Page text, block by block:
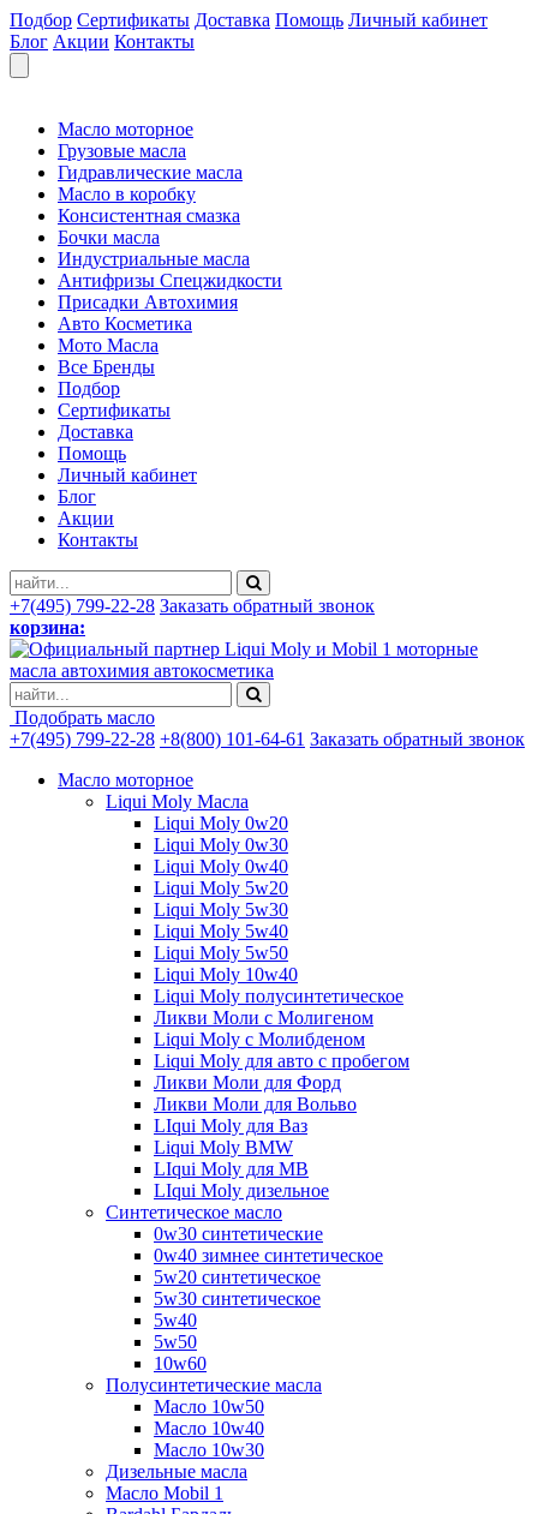
Подбор Сертификаты Доставка Помощь Личный кабинет
Блог Акции Контакты
Масло моторное
Грузовые масла
Гидравлические масла
Масло в коробку
Консистентная смазка
Бочки масла
Индустриальные масла
Антифризы Спецжидкости
Присадки Автохимия
Авто Косметика
Мото Масла
Все Бренды
Подбор
Сертификаты
Доставка
Помощь
Личный кабинет
Блог
Акции
Контакты
+7(495) 799-22-28 Заказать обратный звонок
корзина:
моторные
масла автохимия автокосметика
Подобрать масло
+7(495) 799-22-28 +8(800) 101-64-61 Заказать обратный звонок
Масло моторное
Liqui Moly Масла
Liqui Moly 0w20
Liqui Moly 0w30
Liqui Moly 0w40
Liqui Moly 5w20
Liqui Moly 5w30
Liqui Moly 5w40
Liqui Moly 5w50
Liqui Moly 10w40
Liqui Moly полусинтетическое
Ликви Моли с Молигеном
Liqui Moly с Молибденом
Liqui Moly для авто с пробегом
Ликви Моли для Форд
Ликви Моли для Вольво
LIqui Moly для Ваз
Liqui Moly BMW
LIqui Moly для MB
LIqui Moly дизельное
Синтетическое масло
0w30 синтетические
0w40 зимнее синтетическое
5w20 синтетическое
5w30 синтетическое
5w40
5w50
10w60
Полусинтетические масла
Масло 10w50
Масло 10w40
Масло 10w30
Дизельные масла
Масло Mobil 1